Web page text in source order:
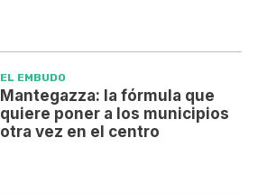
EL EMBUDO
Mantegazza: la fórmula que
quiere poner a los municipios
otra vez en el centro